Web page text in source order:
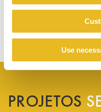
Use
PROJETOS